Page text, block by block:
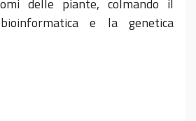
delle piante, colmando il
e la genetica